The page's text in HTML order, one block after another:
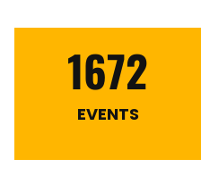
1672
EVENTS